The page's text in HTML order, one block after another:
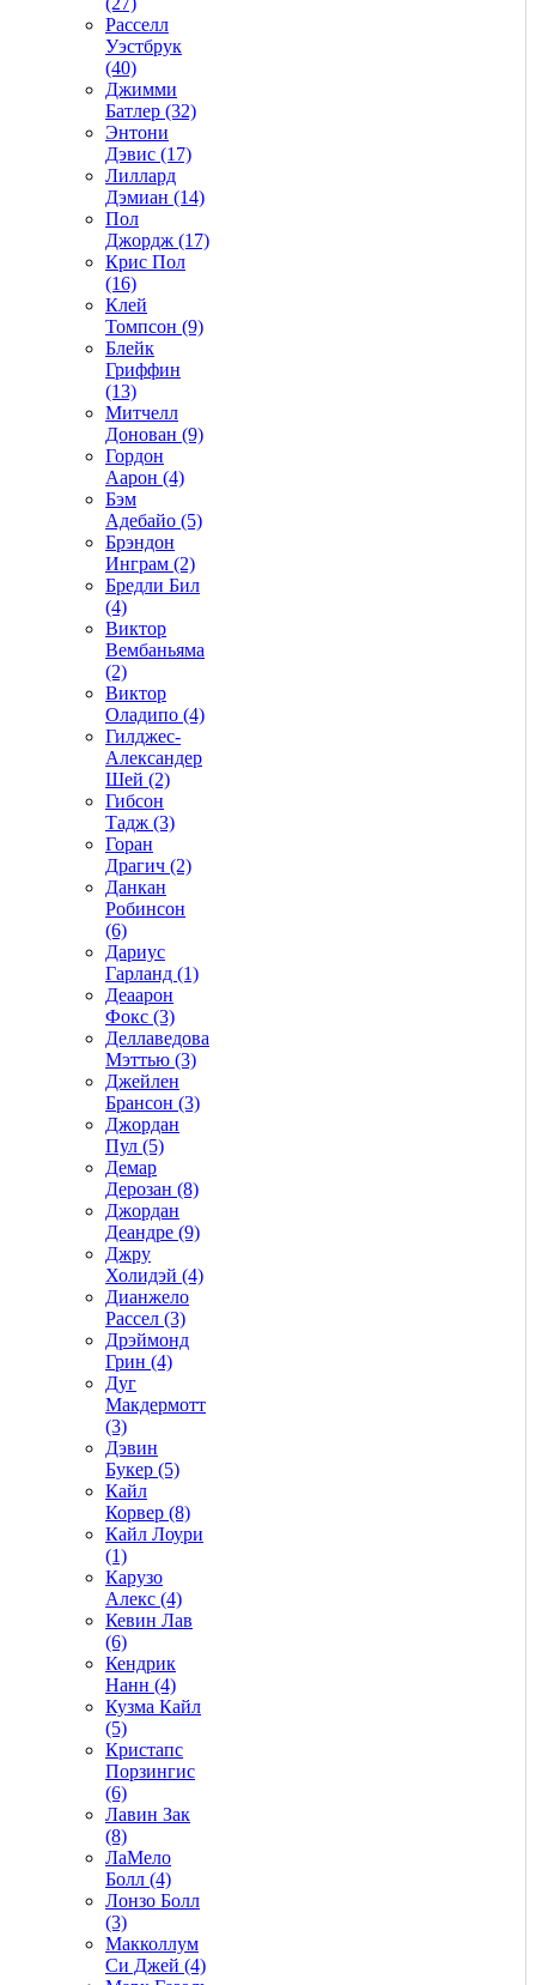
Расселл
Уэстбрук
(40)
Джимми
Батлер (32)
Энтони
Дэвис (17)
Лиллард
Дэмиан (14)
Пол
Джордж (17)
Крис Пол
(16)
Клей
Томпсон (9)
Блейк
Гриффин
(13)
Митчелл
Донован (9)
Гордон
Аарон (4)
Бэм
Адебайо (5)
Брэндон
Инграм (2)
Бредли Бил
(4)
Виктор
Вембаньяма
(2)
Виктор
Оладипо (4)
Гилджес-
Александер
Шей (2)
Гибсон
Тадж (3)
Горан
Драгич (2)
Данкан
Робинсон
(6)
Дариус
Гарланд (1)
Деаарон
Фокс (3)
Деллаведова
Мэттью (3)
Джейлен
Брансон (3)
Джордан
Пул (5)
Демар
Дерозан (8)
Джордан
Деандре (9)
Джру
Холидэй (4)
Дианжело
Рассел (3)
Дрэймонд
Грин (4)
Дуг
Макдермотт
(3)
Дэвин
Букер (5)
Кайл
Корвер (8)
Кайл Лоури
(1)
Карузо
Алекс (4)
Кевин Лав
(6)
Кендрик
Нанн (4)
Кузма Кайл
(5)
Кристапс
Порзингис
(6)
Лавин Зак
(8)
ЛаМело
Болл (4)
Лонзо Болл
(3)
Макколлум
Си Джей (4)